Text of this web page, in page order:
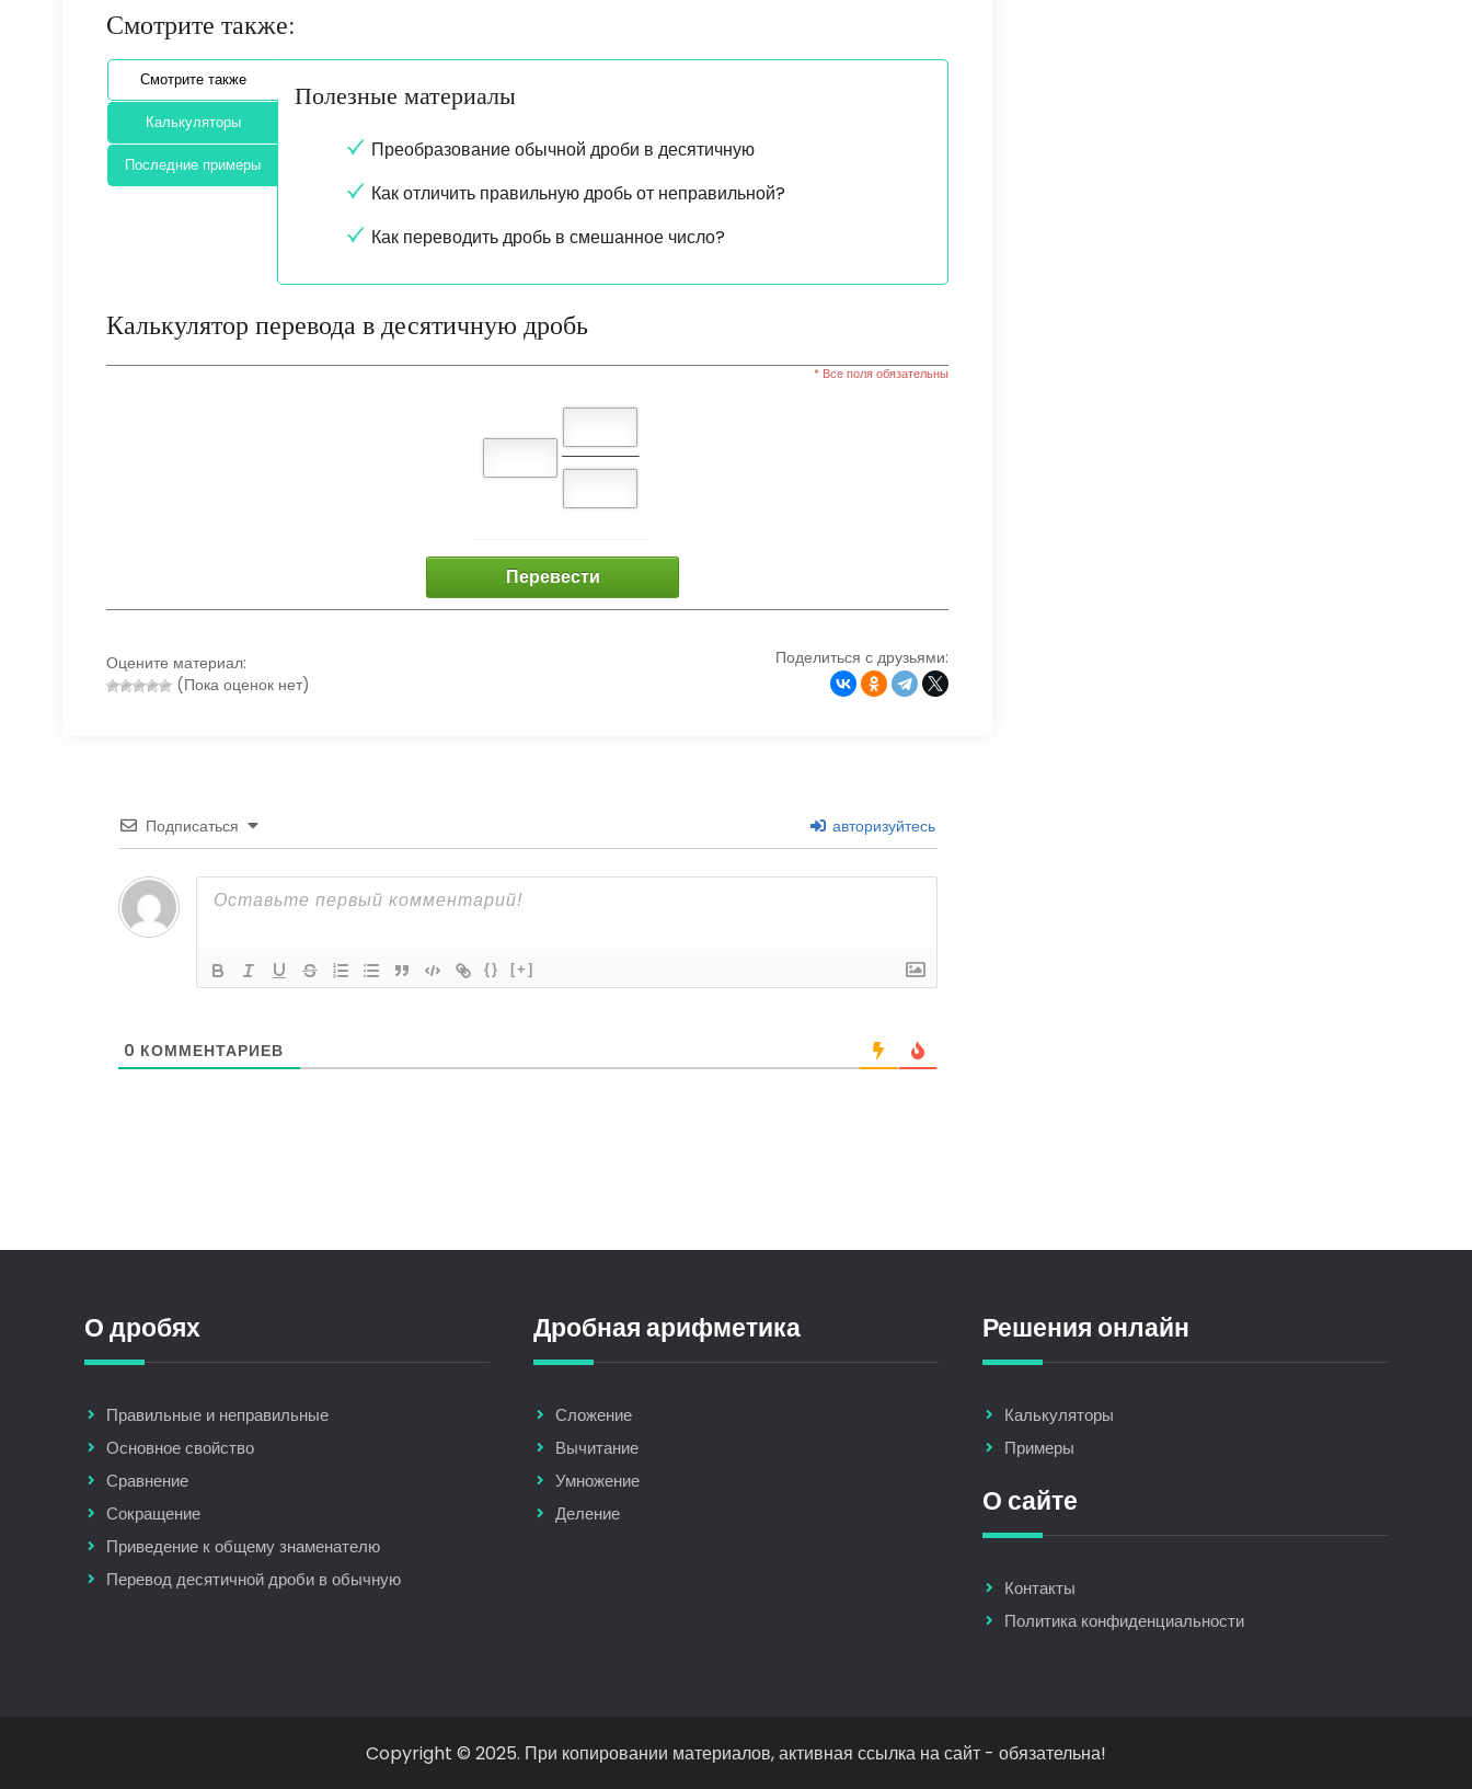
Смотрите также:
Смотрите также
Калькуляторы
Последние примеры
Полезные материалы
Преобразование обычной дроби в десятичную
Как отличить правильную дробь от неправильной?
Как переводить дробь в смешанное число?
Калькулятор перевода в десятичную дробь
* Все поля обязательны
Перевести
Оцените материал:
(Пока оценок нет)
Поделиться с друзьями:
Подписаться авторизуйтесь
{} [+]
0 КОММЕНТАРИЕВ
О дробях
Правильные и неправильные
Основное свойство
Сравнение
Сокращение
Приведение к общему знаменателю
Перевод десятичной дроби в обычную
Дробная арифметика
Сложение
Вычитание
Умножение
Деление
Решения онлайн
Калькуляторы
Примеры
О сайте
Контакты
Политика конфиденциальности
Copyright © 2025. При копировании материалов, активная ссылка на сайт - обязательна!